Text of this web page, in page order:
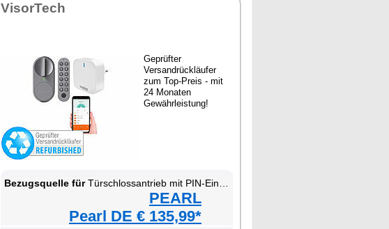
VisorTech
Geprüfter
Versandrückläufer
zum Top-Preis - mit
24 Monaten
Gewährleistung!
Bezugsquelle fürTürschlossantrieb mit PIN-Eingabe, Fingerabdruck-Sensor, App und WLAN-Gateway
PEARL
Pearl DE € 135,99*